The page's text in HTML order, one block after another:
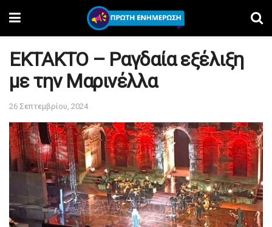
EKTAKTO – Ραγδαία εξέλιξη
με την Μαρινέλλα
26 Σεπτεμβρίου, 2024